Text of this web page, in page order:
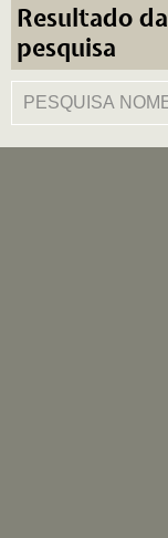
Resultado da
pesquisa